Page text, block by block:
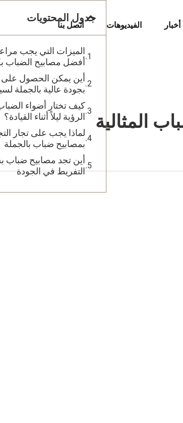
أخبار الفيديوهات اتصل بنا
المثالية
جدول المحتويات
الميزات التي يجب
أفضل مصابيح الضباب
أين يمكن الحصول على
بجودة عالية بالجملة
كيف تختار أضواء
الرؤية ليلاً أثناء القيادة؟
لماذا يجب على تجار
بمصابيح ضباب بالجملة
أين تجد مصابيح
التفريط في الجودة